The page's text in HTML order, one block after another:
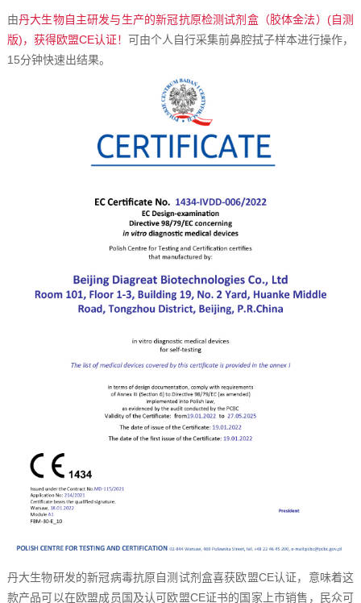
由丹大生物自主研发与生产的新冠抗原检测试剂盒（胶体金法）(自测
版)，获得欧盟CE认证！ 可由个人自行采集前鼻腔拭子样本进行操作，
15分钟快速出结果。
丹大生物研发的新冠病毒抗原自测试剂盒喜获欧盟CE认证， 意味着这
款产品可以在欧盟成员国及认可欧盟CE证书的国家上市销售， 民众可